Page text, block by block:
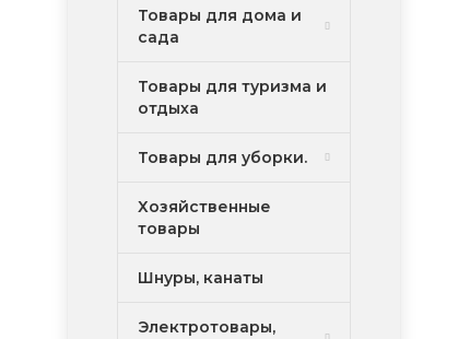
Товары для дома и
сада
Товары для туризма и
отдыха
Товары для уборки.
Хозяйственные
товары
Шнуры, канаты
Электротовары,